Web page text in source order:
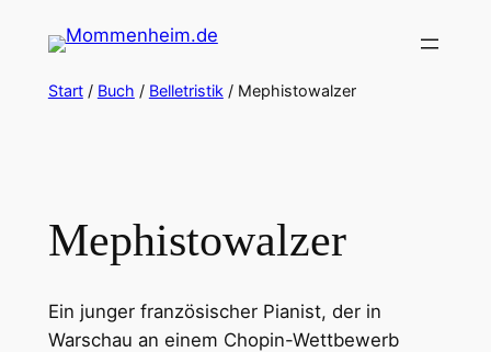
Inhalt
springen
Start/ Buch / Belletristik / Mephistowalzer
Mephistowalzer
Ein junger französischer Pianist, der in
Warschau an einem Chopin-Wettbewerb